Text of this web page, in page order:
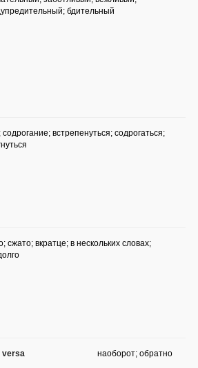
бдительный
встрепенуться; содрогаться;
сжато; вкратце; в нескольких словах;
versa наоборот; обратно